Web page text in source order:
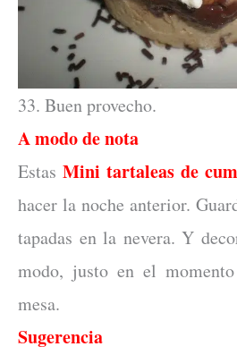
33. Buen provecho.
A modo de nota
Estas Mini tartaleas de
hacer la noche anterior.
tapadas en la nevera. Y
modo, justo en el
mesa.
Sugerencia